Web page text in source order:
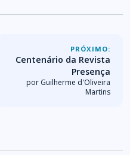
PRÓXIMO:
Centenário da Revista
Presença
por Guilherme d'Oliveira
Martins